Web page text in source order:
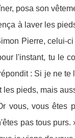
posa son
à laver les
Pierre, celui-
l'instant, tu le
: Si je ne
pieds, mais
vous, vous êtes
pas tous purs.